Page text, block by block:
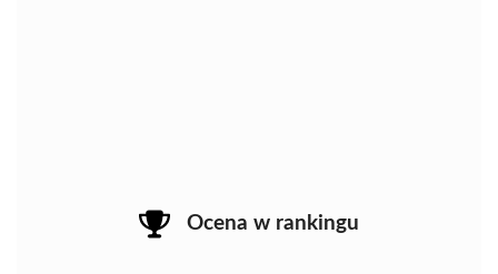
Ocena w rankingu